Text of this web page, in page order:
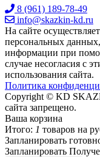
8 (961) 189-78-49
info@skazkin-kd.ru
На сайте
персональных
информации при
случае несогласия с
использования сайта.
Политика
Copyright © KD
сайта запрещено.
Ваша корзина
Итого: 1 товаров на
Запланировать
Запланировать